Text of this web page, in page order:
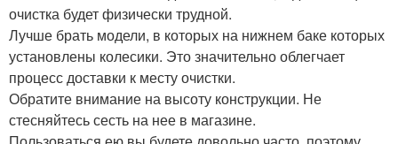
очистка будет физически трудной.
Лучше брать модели, в которых на нижнем баке которых
установлены колесики. Это значительно облегчает
процесс доставки к месту очистки.
Обратите внимание на высоту конструкции. Не
стесняйтесь сесть на нее в магазине.